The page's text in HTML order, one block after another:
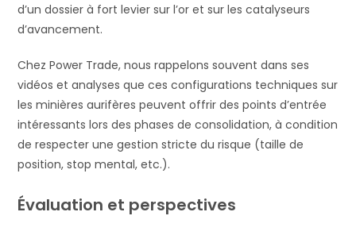
d’un dossier à fort levier sur l’or et sur les catalyseurs
d’avancement.
Chez Power Trade, nous rappelons souvent dans ses
vidéos et analyses que ces configurations techniques sur
les minières aurifères peuvent offrir des points d’entrée
intéressants lors des phases de consolidation, à condition
de respecter une gestion stricte du risque (taille de
position, stop mental, etc.).
Évaluation et perspectives